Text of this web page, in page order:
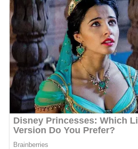
Pfeffer, Salz und etwas Knoblauch
Rosenkohl geben. Zum Schluß
und ca 30 min. bei 180° im
Die Kartoffeln schälen und in
Beilage reichen.